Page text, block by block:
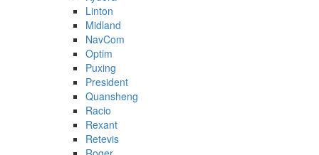
Linton
Midland
NavCom
Optim
Puxing
President
Quansheng
Racio
Rexant
Retevis